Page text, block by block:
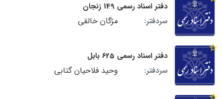
دفتر اسناد رسمی 149 زنجان
سردفتر:
مژگان خالقی
دفتر اسناد رسمی 625 بابل
سردفتر:
وحید فلاحیان گتابی